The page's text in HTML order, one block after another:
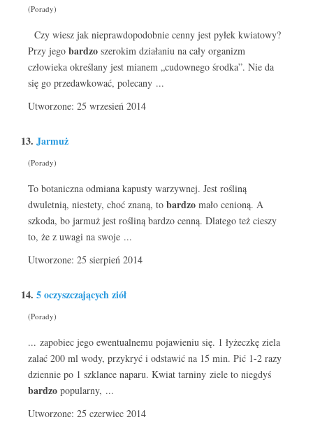
(Porady)
Czy wiesz jak nieprawdopodobnie cenny jest pyłek kwiatowy?
Przy jego bardzo szerokim działaniu na cały organizm
człowieka określany jest mianem „cudownego środka”. Nie da
się go przedawkować, polecany ...
Utworzone: 25 wrzesień 2014
13. Jarmuż
(Porady)
To botaniczna odmiana kapusty warzywnej. Jest rośliną
dwuletnią, niestety, choć znaną, to bardzo mało cenioną. A
szkoda, bo jarmuż jest rośliną bardzo cenną. Dlatego też cieszy
to, że z uwagi na swoje ...
Utworzone: 25 sierpień 2014
14. 5 oczyszczających ziół
(Porady)
... zapobiec jego ewentualnemu pojawieniu się. 1 łyżeczkę ziela
zalać 200 ml wody, przykryć i odstawić na 15 min. Pić 1-2 razy
dziennie po 1 szklance naparu. Kwiat tarniny ziele to niegdyś
bardzo popularny, ...
Utworzone: 25 czerwiec 2014